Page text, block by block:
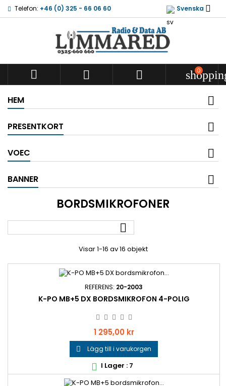
Telefon: +46 (0) 325 - 66 06 60 Svenska 
   0
HEM
PRESENTKORT
VOEC
BANNER
BORDSMIKROFONER

Visar 1-16 av 16 objekt
REFERENS: 20-2003
K-PO MB+5 DX BORDSMIKROFON 4-POLIG
Pris
1 295,00 kr
 Lägg till i varukorgen
 I Lager : 7